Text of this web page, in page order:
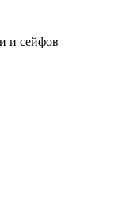
и сейфов